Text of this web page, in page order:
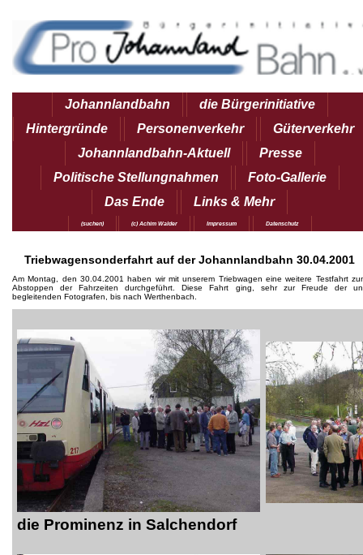
Johannlandbahn
die Bürgerinitiative
Hintergründe
Personenverkehr
Güterverkehr
Johannlandbahn-Aktuell
Presse
Politische Stellungnahmen
Foto-Gallerie
Das Ende
Links & Mehr
(suchen) (c) Achim Walder Impressum Datenschutz
Triebwagensonderfahrt auf der Johannlandbahn 30.04.2001
Am Montag, den 30.04.2001 haben wir mit unserem Triebwagen eine weitere Testfahrt
Abstoppen der Fahrzeiten durchgeführt. Diese Fahrt ging, sehr zur Freude der
begleitenden Fotografen, bis nach Werthenbach.
die Prominenz in Salchendorf